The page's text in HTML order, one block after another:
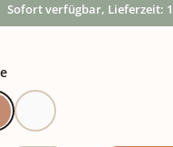
Sofort verfügbar, Lieferzeit:
auswählen
Terracotta
Weiß